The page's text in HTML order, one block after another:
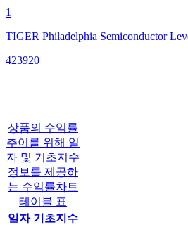
1
TIGER Philadelphia Semiconductor
423920
상품의 수익률
추이를 위해 일
자 및 기초지수
정보를 제공하
는 수익률차트
테이블 표
일자 기초지수